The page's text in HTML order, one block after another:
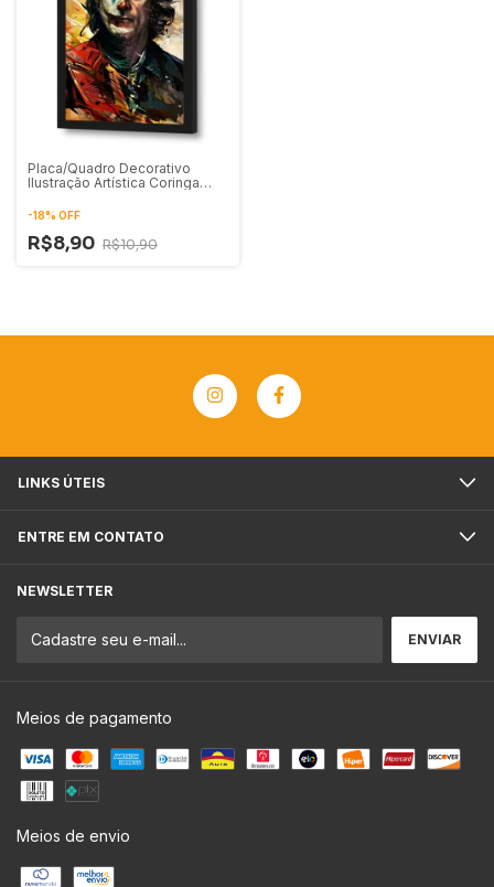
Placa/Quadro Decorativo
Ilustração Artística Coringa
-18% OFF
R$8,90 R$10,90
LINKS ÚTEIS
ENTRE EM CONTATO
NEWSLETTER
Meios de pagamento
Meios de envio